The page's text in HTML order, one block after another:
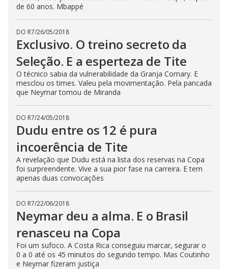
de 60 anos. Mbappé
DO R7/26/05/2018
Exclusivo. O treino secreto da
Seleção. E a esperteza de Tite
O técnico sabia da vulnerabilidade da Granja Comary. E
mesclou os times. Valeu pela movimentação. Pela pancada
que Neymar tomou de Miranda
DO R7/24/05/2018
Dudu entre os 12 é pura
incoerência de Tite
A revelação que Dudu está na lista dos reservas na Copa
foi surpreendente. Vive a sua pior fase na carreira. E tem
apenas duas convocações
DO R7/22/06/2018
Neymar deu a alma. E o Brasil
renasceu na Copa
Foi um sufoco. A Costa Rica conseguiu marcar, segurar o
0 a 0 até os 45 minutos do segundo tempo. Mas Coutinho
e Neymar fizeram justiça